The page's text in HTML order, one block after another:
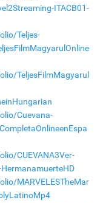
ITACB01-
Teljes-
TeljesFilmMagyarul
Cuevana-
CUEVANA3Ver-
MARVELESTheMar